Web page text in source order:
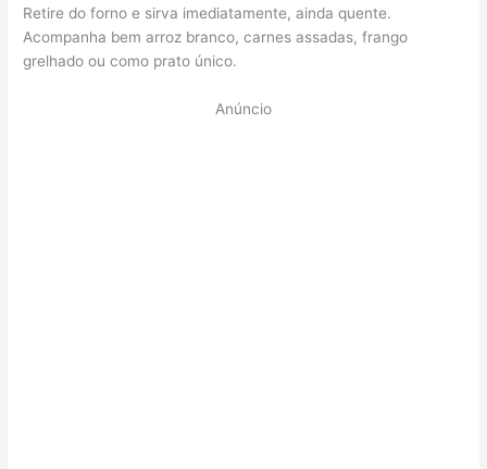
Retire do forno e sirva imediatamente, ainda quente.
Acompanha bem arroz branco, carnes assadas, frango
grelhado ou como prato único.
Anúncio